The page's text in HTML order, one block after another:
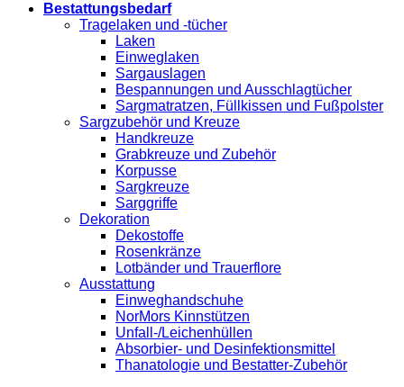
Bestattungsbedarf
Tragelaken und -tücher
Laken
Einweglaken
Sargauslagen
Bespannungen und Ausschlagtücher
Sargmatratzen, Füllkissen und Fußpolster
Sargzubehör und Kreuze
Handkreuze
Grabkreuze und Zubehör
Korpusse
Sargkreuze
Sarggriffe
Dekoration
Dekostoffe
Rosenkränze
Lotbänder und Trauerflore
Ausstattung
Einweghandschuhe
NorMors Kinnstützen
Unfall-/Leichenhüllen
Absorbier- und Desinfektionsmittel
Thanatologie und Bestatter-Zubehör